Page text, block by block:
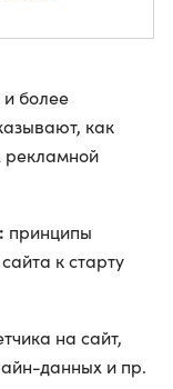
и более
как
рекламной
принципы
к старту
на сайт,
данных и пр.